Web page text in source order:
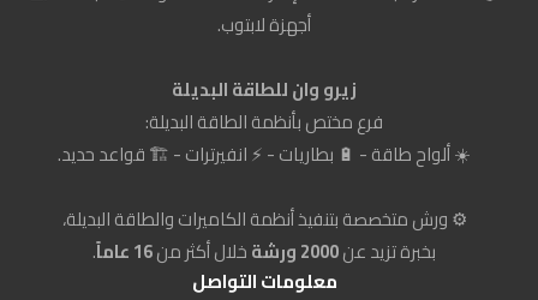
أجهزة لابتوب.
زيرو وان للطاقة البديلة
فرع مختص بأنظمة الطاقة البديلة:
☀️ ألواح طاقة - 🔋 بطاريات - ⚡ انفيرترات - 🏗️ قواعد حديد.
⚙️ ورش متخصصة بتنفيذ أنظمة الكاميرات والطاقة البديلة،
بخبرة تزيد عن2000 ورشة خلال أكثر من16 عاماً
.
معلومات التواصل